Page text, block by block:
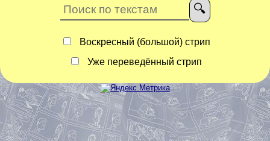
Воскресный (большой) стрип
Уже переведённый стрип